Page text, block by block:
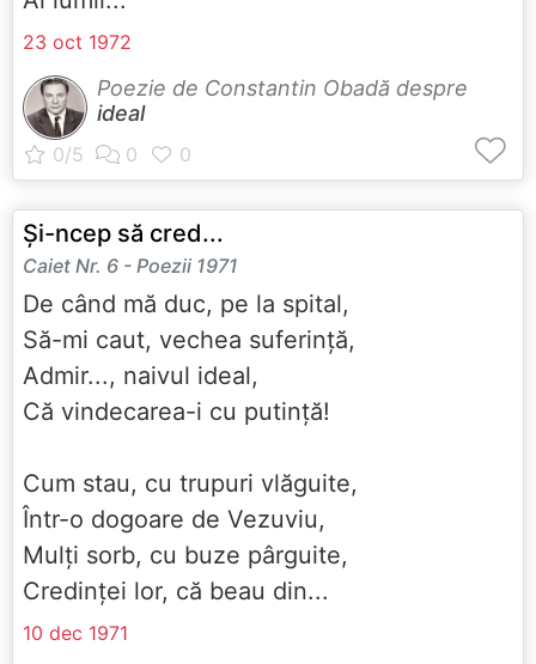
23 oct 1972
Poezie de Constantin Obadă despre
ideal
Și-ncep să cred...
Caiet Nr. 6 - Poezii 1971
De când mă duc, pe la spital,
Să-mi caut, vechea suferință,
Admir..., naivul ideal,
Că vindecarea-i cu putință!
Cum stau, cu trupuri vlăguite,
Într-o dogoare de Vezuviu,
Mulți sorb, cu buze pârguite,
Credinței lor, că beau din...
10 dec 1971